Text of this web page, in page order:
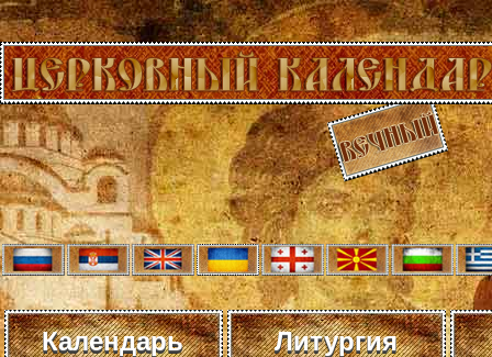
Календарь Литургия